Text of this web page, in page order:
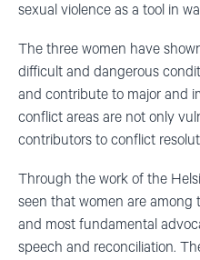
sexual violence as a tool in
The three women have
difficult and dangerous
and contribute to major and
conflict areas are not only
contributors to conflict
Through the work of the
seen that women are among
and most fundamental
speech and reconciliation.